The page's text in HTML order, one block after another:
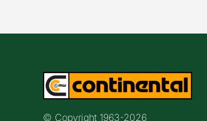
© Copyright 1963-2026